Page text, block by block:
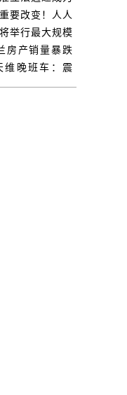
要改变！人人
举行最大规模
房产销量暴跌
维晚班车：震
欺凌